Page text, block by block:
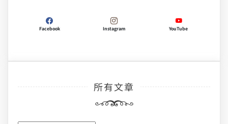
Facebook Instagram YouTube
所有文章